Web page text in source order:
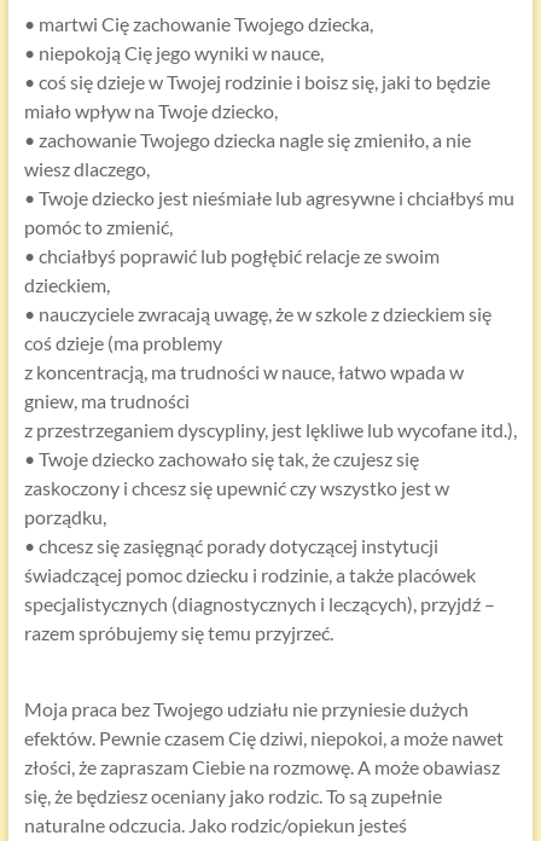
• martwi Cię zachowanie Twojego dziecka,
• niepokoją Cię jego wyniki w nauce,
• coś się dzieje w Twojej rodzinie i boisz się, jaki to będzie
miało wpływ na Twoje dziecko,
• zachowanie Twojego dziecka nagle się zmieniło, a nie
wiesz dlaczego,
• Twoje dziecko jest nieśmiałe lub agresywne i chciałbyś mu
pomóc to zmienić,
• chciałbyś poprawić lub pogłębić relacje ze swoim
dzieckiem,
• nauczyciele zwracają uwagę, że w szkole z dzieckiem się
coś dzieje (ma problemy
z koncentracją, ma trudności w nauce, łatwo wpada w
gniew, ma trudności
z przestrzeganiem dyscypliny, jest lękliwe lub wycofane itd.),
• Twoje dziecko zachowało się tak, że czujesz się
zaskoczony i chcesz się upewnić czy wszystko jest w
porządku,
• chcesz się zasięgnąć porady dotyczącej instytucji
świadczącej pomoc dziecku i rodzinie, a także placówek
specjalistycznych (diagnostycznych i leczących), przyjdź –
razem spróbujemy się temu przyjrzeć.
Moja praca bez Twojego udziału nie przyniesie dużych
efektów. Pewnie czasem Cię dziwi, niepokoi, a może nawet
złości, że zapraszam Ciebie na rozmowę. A może obawiasz
się, że będziesz oceniany jako rodzic. To są zupełnie
naturalne odczucia. Jako rodzic/opiekun jesteś